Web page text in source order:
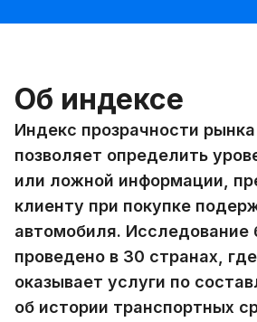
Об индексе
Индекс прозрачности
позволяет определить
или ложной информации,
клиенту при покупке
автомобиля. Исследование
проведено в 30 странах,
оказывает услуги по
об истории транспортных